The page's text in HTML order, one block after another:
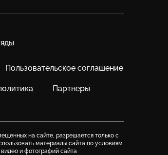
Пользовательское соглашение
Партнеры
на сайте, разрешается только с
материалы сайта по условиям
и фотографий сайта